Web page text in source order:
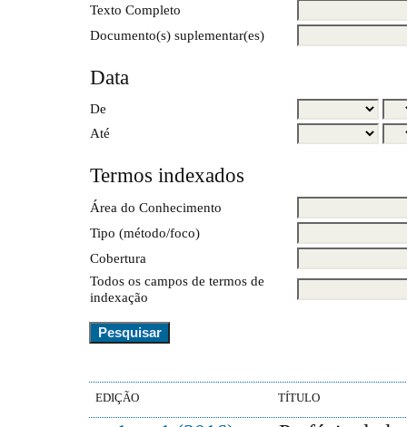
Texto Completo
Documento(s) suplementar(es)
Data
De
Até
Termos indexados
Área do Conhecimento
Tipo (método/foco)
Cobertura
Todos os campos de termos de
indexação
EDIÇÃO TÍTULO